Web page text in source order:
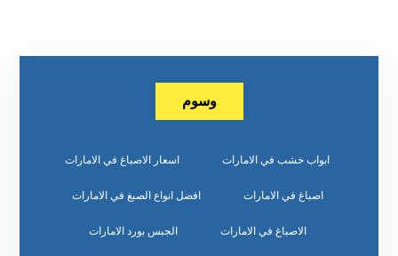
وسوم
ابواب خشب في الامارات اسعار الاصباغ في الامارات
اصباغ في الامارات افضل انواع الصبغ في الامارات
الاصباغ في الامارات الجبس بورد الامارات